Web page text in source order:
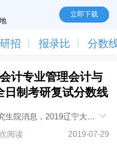
立即下载
研招 报录比 分数
计专业管理会计与
日制考研复试分数线
生院消息，2019辽宁大学
理财方向方向全日制考研
称：辽宁大学
次阅读 2019-07-29